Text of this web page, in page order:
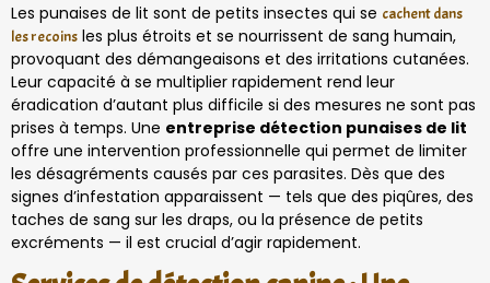
Les punaises de lit sont de petits insectes qui se cachent dans
les recoins les plus étroits et se nourrissent de sang humain,
provoquant des démangeaisons et des irritations cutanées.
Leur capacité à se multiplier rapidement rend leur
éradication d’autant plus difficile si des mesures ne sont pas
prises à temps. Une entreprise détection punaises de lit
offre une intervention professionnelle qui permet de limiter
les désagréments causés par ces parasites. Dès que des
signes d’infestation apparaissent — tels que des piqûres, des
taches de sang sur les draps, ou la présence de petits
excréments — il est crucial d’agir rapidement.